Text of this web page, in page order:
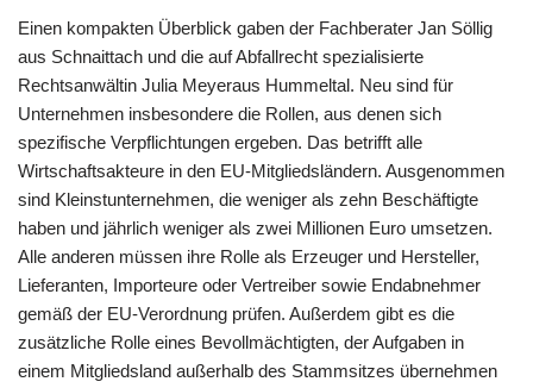
Einen kompakten Überblick gaben der Fachberater Jan Söllig
aus Schnaittach und die auf Abfallrecht spezialisierte
Rechtsanwältin Julia Meyeraus Hummeltal. Neu sind für
Unternehmen insbesondere die Rollen, aus denen sich
spezifische Verpflichtungen ergeben. Das betrifft alle
Wirtschaftsakteure in den EU-Mitgliedsländern. Ausgenommen
sind Kleinstunternehmen, die weniger als zehn Beschäftigte
haben und jährlich weniger als zwei Millionen Euro umsetzen.
Alle anderen müssen ihre Rolle als Erzeuger und Hersteller,
Lieferanten, Importeure oder Vertreiber sowie Endabnehmer
gemäß der EU-Verordnung prüfen. Außerdem gibt es die
zusätzliche Rolle eines Bevollmächtigten, der Aufgaben in
einem Mitgliedsland außerhalb des Stammsitzes übernehmen